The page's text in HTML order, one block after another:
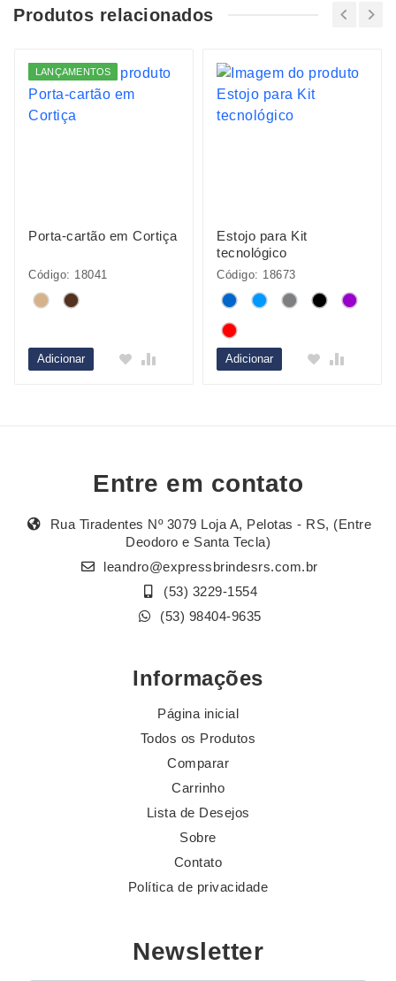
Produtos relacionados
LANÇAMENTOS
Porta-cartão em Cortiça
Código: 18041
Adicionar
Estojo para Kit
tecnológico
Código: 18673
Adicionar
Entre em contato
Rua Tiradentes Nº 3079 Loja A, Pelotas - RS, (Entre
Deodoro e Santa Tecla)
leandro@expressbrindesrs.com.br
(53) 3229-1554
(53) 98404-9635
Informações
Página inicial
Todos os Produtos
Comparar
Carrinho
Lista de Desejos
Sobre
Contato
Política de privacidade
Newsletter